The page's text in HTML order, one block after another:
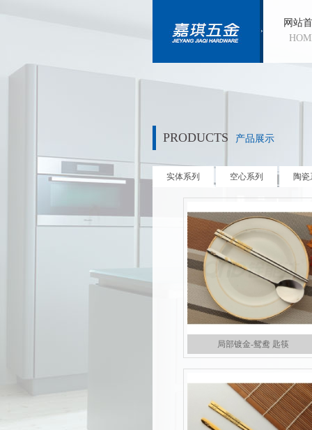
网站
PRODUCTS 产品展示
实体系列 空心系列 陶瓷
局部镀金-鸳鸯 匙筷